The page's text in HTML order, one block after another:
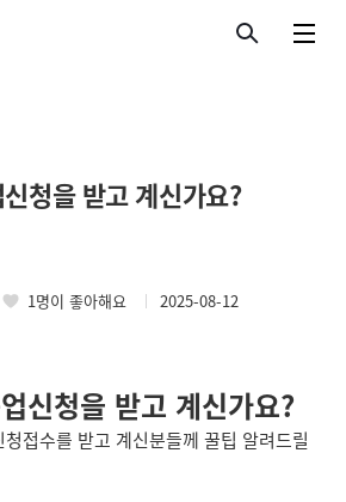
청을 받고 계신가요?
1명이 좋아해요 2025-08-12
신청을 받고 계신가요?
접수를 받고 계신분들께 꿀팁 알려드릴